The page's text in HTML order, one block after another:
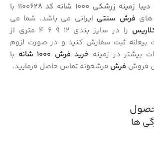
1000 شانه کد 1100628
با
فرش سنتی ایرانی می باشد. شما می
را در سایز بندی 12 9 6 4 متری از
بیعانه ثبت سفارش کنید و در صورت لزوم
بیشتر در زمینه خرید فرش 1000 شانه
با
فروش فرش فرشخونه تماس حاصل فرمایید.
ها